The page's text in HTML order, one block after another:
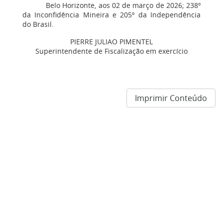
Belo Horizonte, aos 02 de março de 2026; 238º
da Inconfidência Mineira e 205º da Independência
do Brasil.
PIERRE JULIAO PIMENTEL
Superintendente de Fiscalização em exercício
Imprimir Conteúdo